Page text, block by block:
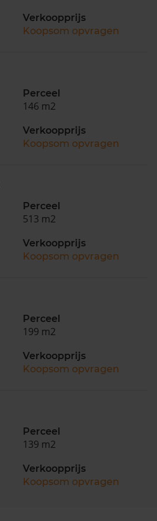
Verkoopprijs
Koopsom opvragen
Perceel
146 m2
Verkoopprijs
Koopsom opvragen
Perceel
513 m2
Verkoopprijs
Koopsom opvragen
Perceel
199 m2
Verkoopprijs
Koopsom opvragen
Perceel
139 m2
Verkoopprijs
Koopsom opvragen